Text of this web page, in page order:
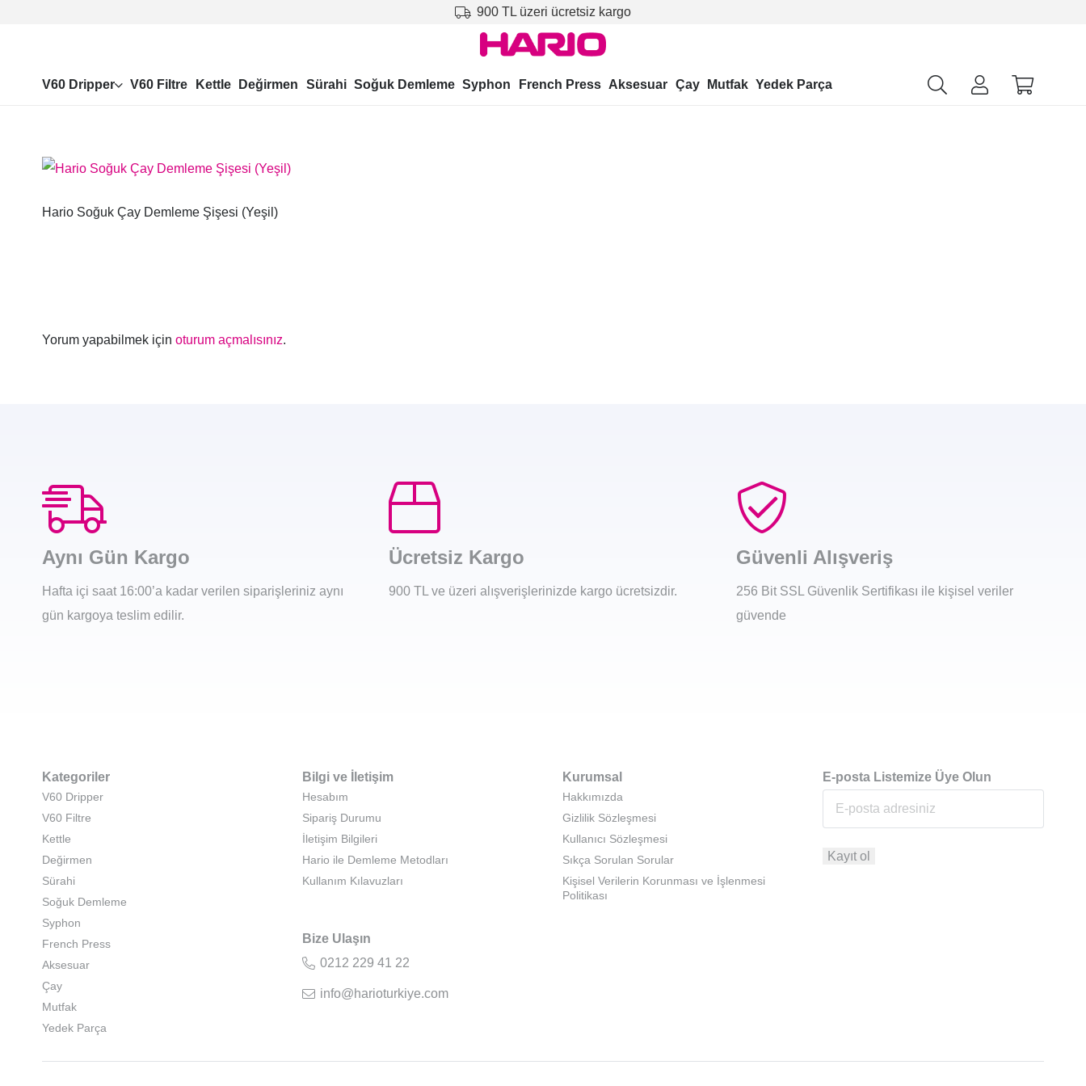
900 TL üzeri ücretsiz kargo
V60 Dripper V60 Filtre Kettle Değirmen Sürahi Soğuk Demleme Syphon French Press Aksesuar Çay Mutfak Yedek Parça
Hario Soğuk Çay Demleme Şişesi (Yeşil)
Yorum yapabilmek için oturum açmalısınız.
Aynı Gün Kargo
Hafta içi saat 16:00’a kadar verilen siparişleriniz aynı
gün kargoya teslim edilir.
Ücretsiz Kargo
900 TL ve üzeri alışverişlerinizde kargo ücretsizdir.
Güvenli Alışveriş
256 Bit SSL Güvenlik Sertifikası ile kişisel veriler
güvende
Kategoriler
V60 Dripper
V60 Filtre
Kettle
Değirmen
Sürahi
Soğuk Demleme
Syphon
French Press
Aksesuar
Çay
Mutfak
Yedek Parça
Bilgi ve İletişim
Hesabım
Sipariş Durumu
İletişim Bilgileri
Hario ile Demleme Metodları
Kullanım Kılavuzları
Bize Ulaşın
0212 229 41 22
info@harioturkiye.com
Kurumsal
Hakkımızda
Gizlilik Sözleşmesi
Kullanıcı Sözleşmesi
Sıkça Sorulan Sorular
Kişisel Verilerin Korunması ve İşlenmesi
Politikası
E-posta Listemize Üye Olun